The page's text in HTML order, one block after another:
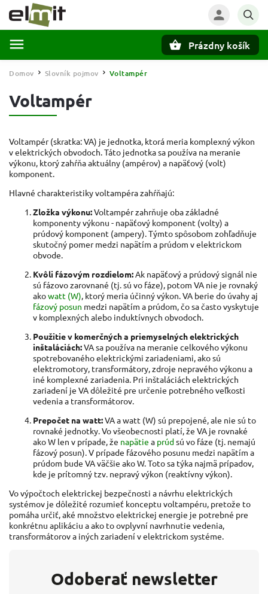
Prázdny košík
Domov / Slovník pojmov / Voltampér
Voltampér
Voltampér (skratka: VA) je jednotka, ktorá meria komplexný výkon
v elektrických obvodoch. Táto jednotka sa používa na meranie
výkonu, ktorý zahŕňa aktuálny (ampérov) a napäťový (volt)
komponent.
Hlavné charakteristiky voltampéra zahŕňajú:
Zložka výkonu:Voltampér zahrňuje oba základné
komponenty výkonu - napäťový komponent (volty) a
prúdový komponent (ampery). Týmto spôsobom zohľadňuje
skutočný pomer medzi napätím a prúdom v elektrickom
obvode.
Kvôli fázovým rozdielom:Ak napäťový a prúdový signál nie
sú fázovo zarovnané (tj. sú vo fáze), potom VA nie je rovnaký
akowatt (W), ktorý meria účinný výkon. VA berie do úvahy aj
fázový posun medzi napätím a prúdom, čo sa často vyskytuje
v komplexných alebo induktívnych obvodoch.
Použitie v komerčných a priemyselných elektrických
inštaláciách:VA sa používa na meranie celkového výkonu
spotrebovaného elektrickými zariadeniami, ako sú
elektromotory, transformátory, zdroje nepravého výkonu a
iné komplexné zariadenia. Pri inštaláciách elektrických
zariadení je VA dôležité pre určenie potrebného veľkosti
vedenia a transformátorov.
Prepočet na watt:VA a watt (W) sú prepojené, ale nie sú to
rovnaké jednotky. Vo všeobecnosti platí, že VA je rovnaké
ako W len v prípade, že napätie a prúdsú vo fáze (tj. nemajú
fázový posun). V prípade fázového posunu medzi napätím a
prúdom bude VA väčšie ako W. Toto sa týka najmä prípadov,
kde je prítomný tzv. nepravý výkon (reaktívny výkon).
Vo výpočtoch elektrickej bezpečnosti a návrhu elektrických
systémov je dôležité rozumieť konceptu voltampéru, pretože to
pomáha určiť, aké množstvo elektrickej energie je potrebné pre
konkrétnu aplikáciu a ako to ovplyvní navrhnutie vedenia,
transformátorov a iných zariadení v elektrickom systéme.
Odoberať newsletter